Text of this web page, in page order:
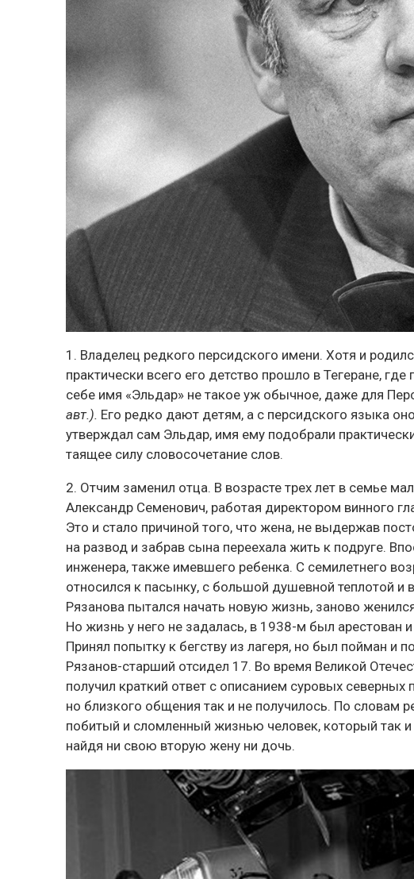
1. Владелец редкого персидского имени. Хотя и
практически всего его детство прошло в Тегеране,
себе имя «Эльдар» не такое уж обычное, даже для
авт.). Его редко дают детям, а с персидского языка
утверждал сам Эльдар, имя ему подобрали
таящее силу словосочетание слов.
2. Отчим заменил отца. В возрасте трех лет в семье
Александр Семенович, работая директором винного
Это и стало причиной того, что жена, не выдержав
на развод и забрав сына переехала жить к подруге.
инженера, также имевшего ребенка. С семилетнего
относился к пасынку, с большой душевной теплотой и
Рязанова пытался начать новую жизнь, заново
Но жизнь у него не задалась, в 1938-м был арестован
Принял попытку к бегству из лагеря, но был пойман и
Рязанов-старший отсидел 17. Во время Великой
получил краткий ответ с описанием суровых
но близкого общения так и не получилось. По словам
побитый и сломленный жизнью человек, который так
найдя ни свою вторую жену ни дочь.